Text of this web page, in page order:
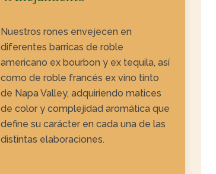
Nuestros rones envejecen en
diferentes barricas de roble
americano ex bourbon y ex tequila, así
como de roble francés ex vino tinto
de Napa Valley, adquiriendo matices
de color y complejidad aromática que
define su carácter en cada una de las
distintas elaboraciones.